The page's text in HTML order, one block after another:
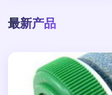
最新产品